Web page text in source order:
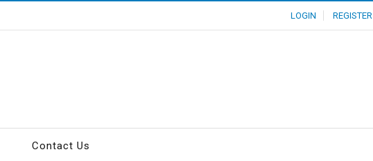
LOGIN REGISTER
Contact Us